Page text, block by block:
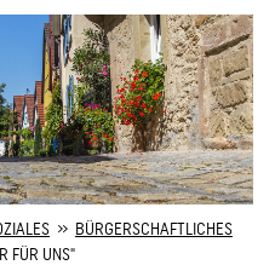
» BÜRGERSCHAFTLICHES
FÜR UNS"